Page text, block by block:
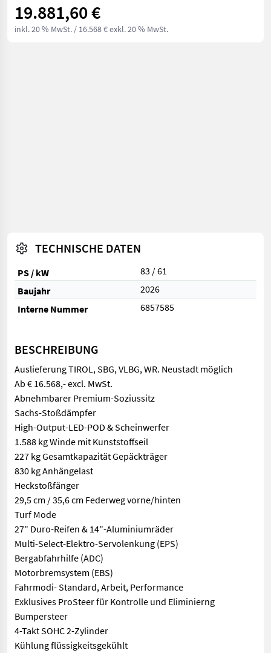
19.881,60 €
inkl. 20 % MwSt. / 16.568 € exkl. 20 % MwSt.
TECHNISCHE DATEN
PS / kW
83 / 61
Baujahr
2026
Interne Nummer
6857585
BESCHREIBUNG
Auslieferung TIROL, SBG, VLBG, WR. Neustadt möglich
Ab € 16.568,- excl. MwSt.
Abnehmbarer Premium-Soziussitz
Sachs-Stoßdämpfer
High-Output-LED-POD & Scheinwerfer
1.588 kg Winde mit Kunststoffseil
227 kg Gesamtkapazität Gepäckträger
830 kg Anhängelast
Heckstoßfänger
29,5 cm / 35,6 cm Federweg vorne/hinten
Turf Mode
27" Duro-Reifen & 14"-Aluminiumräder
Multi-Select-Elektro-Servolenkung (EPS)
Bergabfahrhilfe (ADC)
Motorbremsystem (EBS)
Fahrmodi- Standard, Arbeit, Performance
Exklusives ProSteer für Kontrolle und Eliminierng
Bumpersteer
4-Takt SOHC 2-Zylinder
Kühlung flüssigkeitsgekühlt